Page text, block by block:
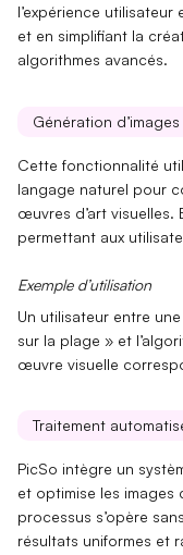
l’expérience
et en simplifiant la
algorithmes avancés.
Génération
Cette fonctionnalité
langage naturel pour
œuvres d’art visuelles.
permettant aux
Exemple d’utilisation
Un utilisateur entre
sur la plage » et
œuvre visuelle
Traitement
PicSo intègre un
et optimise les images
processus s’opère
résultats uniformes et